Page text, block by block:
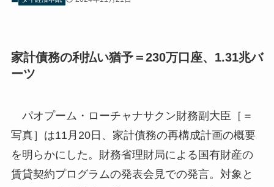
家計債務の利払い猶予＝230万口座、1.31兆バ
ーツ
パオプーム・ローチャナサクン財務副大臣［＝
写真］は11月20日、家計債務の再構成計画の概要
を明らかにした。財務省理財局による国有財産の
賃貸契約プログラムの発表会見での発言。対象と